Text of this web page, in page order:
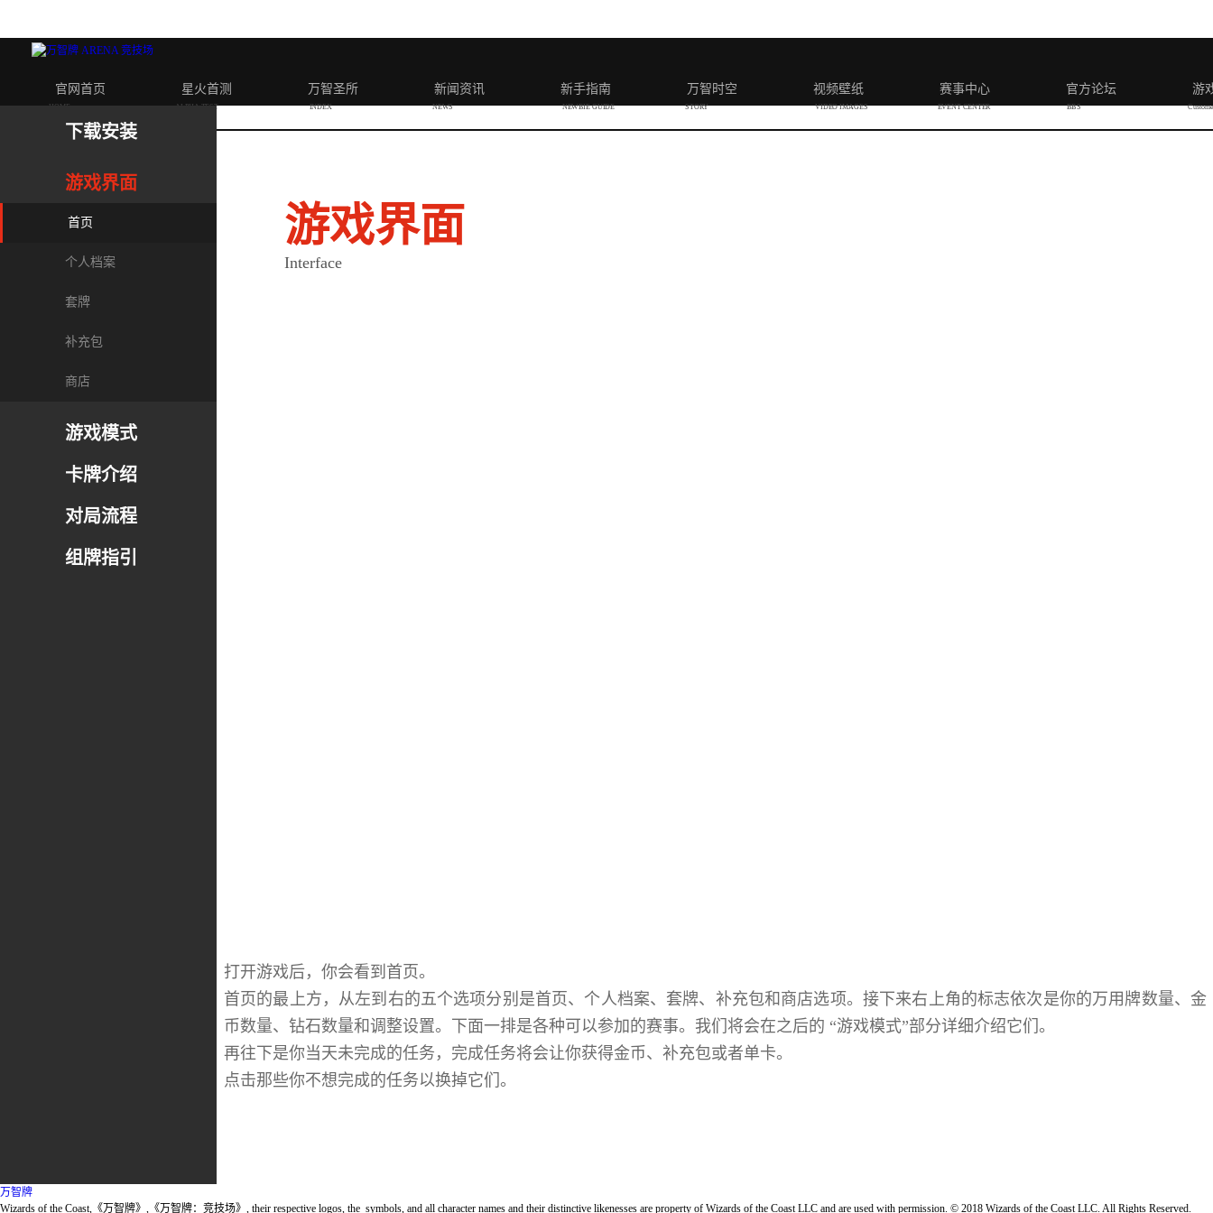
游
官方论坛
BBS
赛事中心
EVENT CENTER
视频壁纸
VIDEO IMAGES
万智时空
STORY
新手指南
NEWBIE GUIDE
新闻资讯
NEWS
万智圣所
INDEX
星火首测
ALPHA TEST
官网首页
HOME
游戏界面
Interface
打开游戏后，你会看到首页。
首页的最上方，从左到右的五个选项分别是首页、个人档案、套牌、补充包和商店选项。接下来右上角的标志依次是你的万用牌数量、金
币数量、钻石数量和调整设置。下面一排是各种可以参加的赛事。我们将会在之后的 “游戏模式”部分详细介绍它们。
再往下是你当天未完成的任务，完成任务将会让你获得金币、补充包或者单卡。
点击那些你不想完成的任务以换掉它们。
下载安装
游戏界面
首页
个人档案
套牌
补充包
商店
游戏模式
卡牌介绍
对局流程
组牌指引
万智牌
Wizards of the Coast,《万智牌》,《万智牌：竞技场》, their respective logos, the symbols, and all character names and their distinctive likenesses are property of Wizards of the Coast LLC and are used with permission. © 2018 Wizards of the Coast LLC. All Rights Reserved.